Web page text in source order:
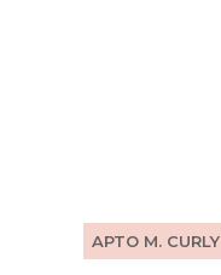
APTO M. CURLY